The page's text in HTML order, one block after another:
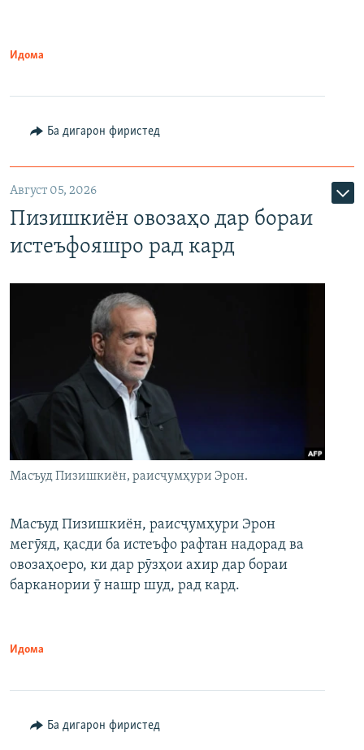
Идома
Ба дигарон фиристед
Август 05, 2026
Пизишкиён овозаҳо дар бораи
истеъфояшро рад кард
Масъуд Пизишкиён, раисҷумҳури Эрон.
Масъуд Пизишкиён, раисҷумҳури Эрон
мегӯяд, қасди ба истеъфо рафтан надорад ва
овозаҳоеро, ки дар рӯзҳои ахир дар бораи
барканории ӯ нашр шуд, рад кард.
Идома
Ба дигарон фиристед